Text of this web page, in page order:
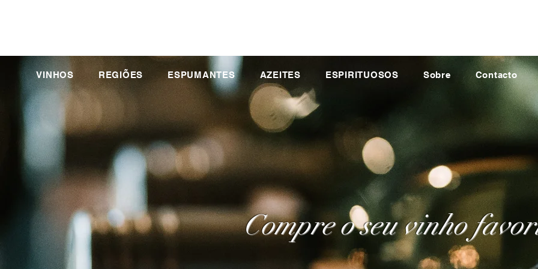
VINHOS REGIÕES ESPUMANTES AZEITES ESPIRITUOSOS Sobre Contacto
Compre o seu vinho